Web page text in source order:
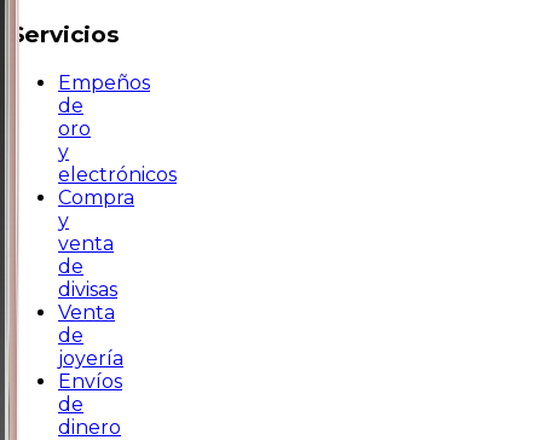
Servicios
Empeños
de
oro
y
electrónicos
Compra
y
venta
de
divisas
Venta
de
joyería
Envíos
de
dinero